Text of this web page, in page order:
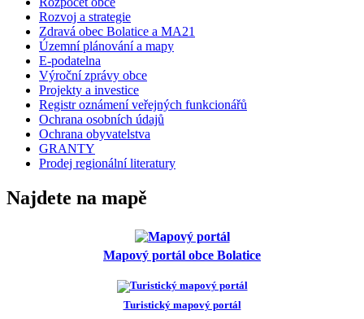
Rozvoj a strategie
Zdravá obec Bolatice a MA21
Územní plánování a mapy
E-podatelna
Výroční zprávy obce
Projekty a investice
Registr oznámení veřejných funkcionářů
Ochrana osobních údajů
Ochrana obyvatelstva
GRANTY
Prodej regionální literatury
Najdete na mapě
Mapový portál obce Bolatice
Turistický mapový portál